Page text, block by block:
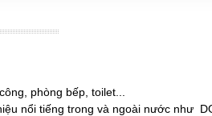
phòng bếp, toilet...
nổi tiếng trong và ngoài nước như